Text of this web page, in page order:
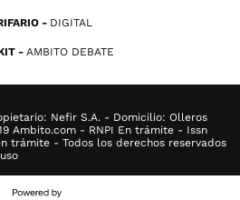
DIGITAL
AMBITO DEBATE
Nefir S.A. - Domicilio: Olleros
Ambito.com - RNPI En trámite - Issn
trámite - Todos los derechos reservados